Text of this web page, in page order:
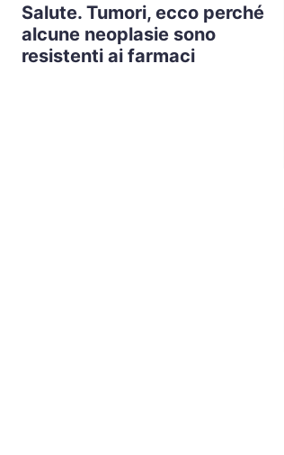
Salute. Tumori, ecco perché
alcune neoplasie sono
resistenti ai farmaci